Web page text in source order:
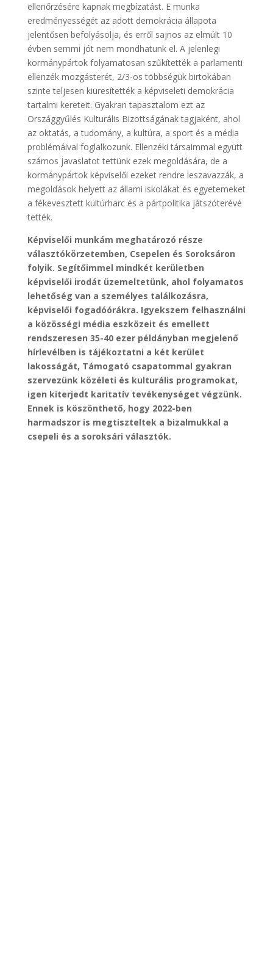
ellenőrzésére kapnak megbízatást. E munka
eredményességét az adott demokrácia állapota
jelentősen befolyásolja, és erről sajnos az elmúlt 10
évben semmi jót nem mondhatunk el. A jelenlegi
kormánypártok folyamatosan szűkítették a parlamenti
ellenzék mozgásterét, 2/3-os többségük birtokában
szinte teljesen kiüresítették a képviseleti demokrácia
tartalmi kereteit. Gyakran tapasztalom ezt az
Országgyűlés Kulturális Bizottságának tagjaként, ahol
az oktatás, a tudomány, a kultúra, a sport és a média
problémáival foglalkozunk. Ellenzéki társaimmal együtt
számos javaslatot tettünk ezek megoldására, de a
kormánypártok képviselői ezeket rendre leszavazzák, a
megoldások helyett az állami iskolákat és egyetemeket
a fékevesztett kultúrharc és a pártpolitika játszóterévé
tették.
Képviselői munkám meghatározó része
választókörzetemben, Csepelen és Soroksáron
folyik. Segítőimmel mindkét kerületben
képviselői irodát üzemeltetünk, ahol folyamatos
lehetőség van a személyes találkozásra,
képviselői fogadóórákra. Igyekszem felhasználni
a közösségi média eszközeit és emellett
rendszeresen 35-40 ezer példányban megjelenő
hírlevélben is tájékoztatni a két kerület
lakosságát, Támogató csapatommal gyakran
szervezünk közéleti és kulturális programokat,
igen kiterjedt karitatív tevékenységet végzünk.
Ennek is köszönthető, hogy 2022-ben
harmadszor is megtiszteltek a bizalmukkal a
csepeli és a soroksári választók.